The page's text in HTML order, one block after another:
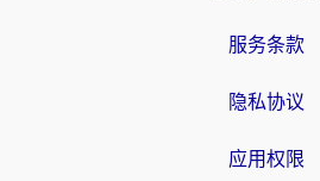
服务条款
隐私协议
应用权限